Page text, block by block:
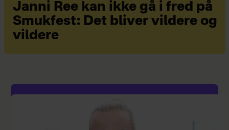
Janni Ree kan ikke gå i fred på
Smukfest: Det bliver vildere og
vildere